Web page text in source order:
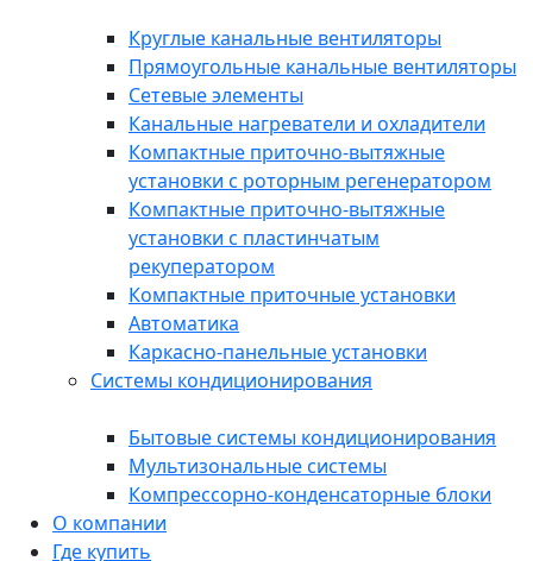
Круглые канальные вентиляторы
Прямоугольные канальные вентиляторы
Сетевые элементы
Канальные нагреватели и охладители
Компактные приточно-вытяжные
установки с роторным регенератором
Компактные приточно-вытяжные
установки с пластинчатым
рекуператором
Компактные приточные установки
Автоматика
Каркасно-панельные установки
Системы кондиционирования
Бытовые системы кондиционирования
Мультизональные системы
Компрессорно-конденсаторные блоки
О компании
Где купить